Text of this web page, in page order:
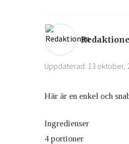
Ögon & Öron
Uppdaterad: 13 oktober,
Här är en enkel och
Ingredienser
4 portioner